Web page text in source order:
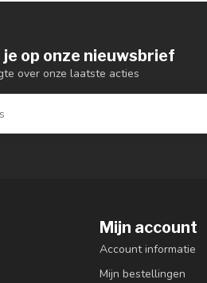
op onze nieuwsbrief
over onze laatste acties
Mijn account
Account informatie
Mijn bestellingen